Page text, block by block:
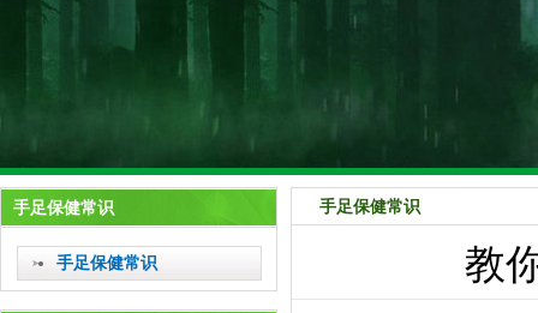
手足保健常识
手足保健常识
手足保健常识
教